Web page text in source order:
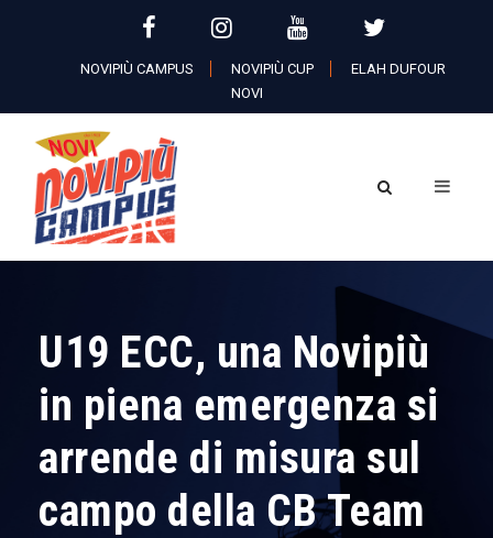
NOVIPIÙ CAMPUS NOVIPIÙ CUP
ELAH DUFOUR
NOVI
U19 ECC, una Novipiù
in piena emergenza si
arrende di misura sul
campo della CB Team